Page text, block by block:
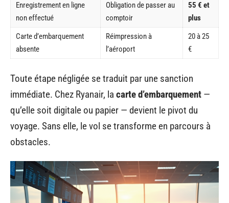
Enregistrement en ligne
non effectué
Obligation de passer au
comptoir
55 € et
plus
Carte d’embarquement
absente
Réimpression à
l’aéroport
20 à 25
€
Toute étape négligée se traduit par une sanction
immédiate. Chez Ryanair, la carte d’embarquement —
qu’elle soit digitale ou papier — devient le pivot du
voyage. Sans elle, le vol se transforme en parcours à
obstacles.